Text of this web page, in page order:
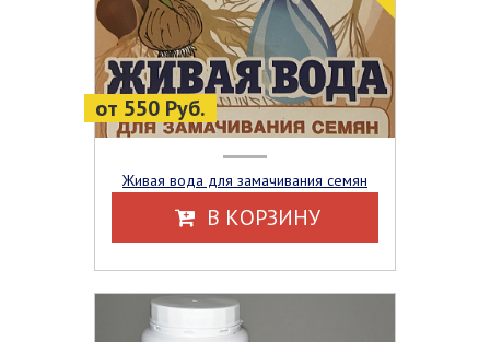
от 550 Руб.
Живая вода для замачивания семян
В КОРЗИНУ